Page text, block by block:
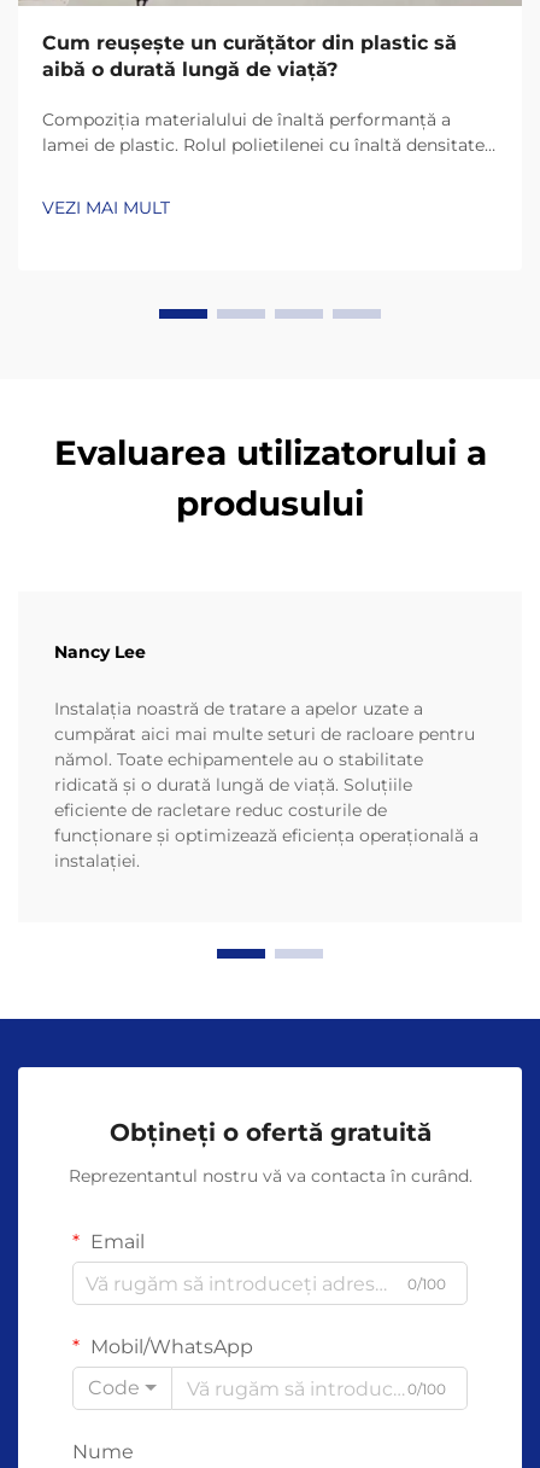
Cum reușește un curățător din plastic să
aibă o durată lungă de viață?
Compoziția materialului de înaltă performanță a
lamei de plastic. Rolul polietilenei cu înaltă densitate
precum HDPE (polietilenă cu înaltă densitate) și
VEZI MAI MULT
Evaluarea utilizatorului a
produsului
Nancy Lee
Instalația noastră de tratare a apelor uzate a
cumpărat aici mai multe seturi de racloare pentru
nămol. Toate echipamentele au o stabilitate
ridicată și o durată lungă de viață. Soluțiile
eficiente de racletare reduc costurile de
funcționare și optimizează eficiența operațională a
instalației.
Obțineți o ofertă gratuită
Reprezentantul nostru vă va contacta în curând.
Email
0/100
Mobil/WhatsApp
Code
0/100
Nume